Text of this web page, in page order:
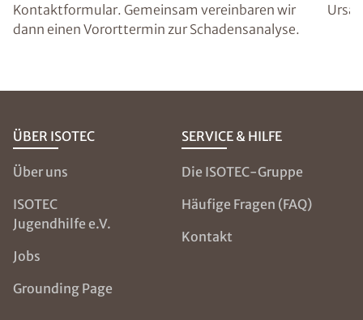
Kontaktformular. Gemeinsam vereinbaren wir
dann einen Vororttermin zur Schadensanalyse.
ÜBER ISOTEC
Über uns
ISOTEC
Jugendhilfe e.V.
Jobs
Grounding Page
SERVICE & HILFE
Die ISOTEC-Gruppe
Häufige Fragen (FAQ)
Kontakt